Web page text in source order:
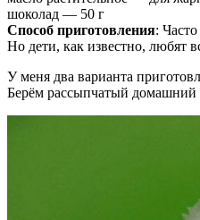
шоколад — 50 г
Способ приготовления:
Но дети, как известно, любят
У меня два варианта
Берём рассыпчатый домашний